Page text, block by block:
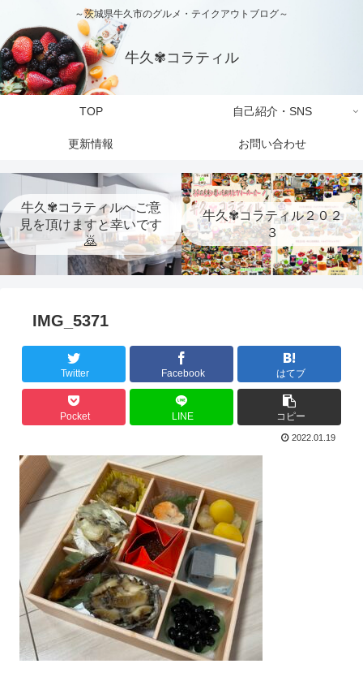
～茨城県牛久市のグルメ・テイクアウトブログ～
牛久✾コラティル
TOP 自己紹介・SNS
更新情報 お問い合わせ
牛久✾コラティルへご意
見を頂けますと幸いです
🙇
牛久✾コラティル２０２
３
IMG_5371
Twitter Facebook はてブ
Pocket LINE コピー
2022.01.19